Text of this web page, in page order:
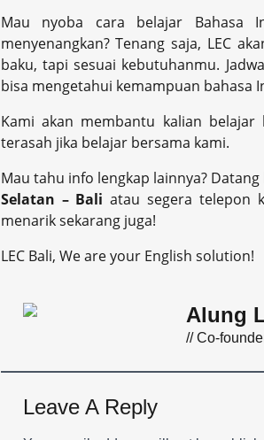
Mau nyoba cara belajar Bahasa
menyenangkan? Tenang saja, LEC
baku, tapi sesuai kebutuhanmu.
bisa mengetahui kemampuan bahasa
Kami akan membantu kalian
terasah jika belajar bersama kami.
Mau tahu info lengkap lainnya?
Selatan – Baliatau segera telepon
menarik sekarang juga!
LEC Bali, We are your English solution!
Alung
// Co-
Leave A Reply